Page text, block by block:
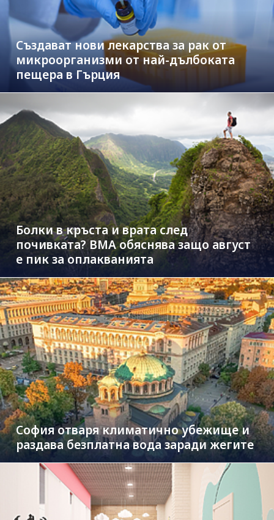
Създават нови лекарства за рак от
микроорганизми от най-дълбоката
пещера в Гърция
Болки в кръста и врата след
почивката? ВМА обяснява защо август
е пик за оплакванията
София отваря климатично убежище и
раздава безплатна вода заради жегите